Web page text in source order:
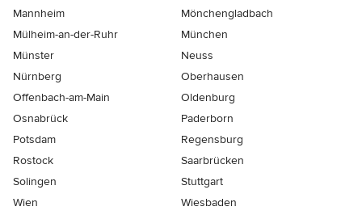
Mannheim
Mönchen­gladbach
Mülheim-an-der-Ruhr
München
Münster
Neuss
Nürnberg
Oberhausen
Offenbach-am-Main
Oldenburg
Osnabrück
Paderborn
Potsdam
Regensburg
Rostock
Saarbrücken
Solingen
Stuttgart
Wien
Wiesbaden